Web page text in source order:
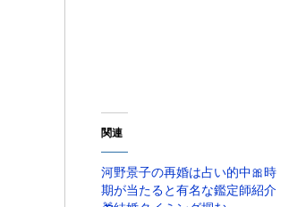
関連
河野景子の再婚は占い的中🎀時
期が当たると有名な鑑定師紹介